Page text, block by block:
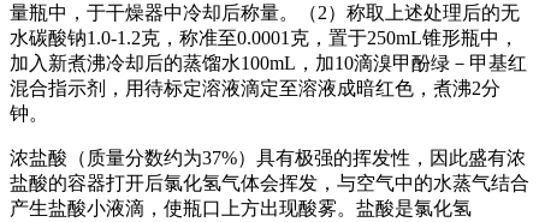
量瓶中，于干燥器中冷却后称量。（2）称取上述处理后的无
水碳酸钠1.0-1.2克，称准至0.0001克，置于250mL锥形瓶中，
加入新煮沸冷却后的蒸馏水100mL，加10滴溴甲酚绿－甲基红
混合指示剂，用待标定溶液滴定至溶液成暗红色，煮沸2分
钟。
浓盐酸（质量分数约为37%）具有极强的挥发性，因此盛有浓
盐酸的容器打开后氯化氢气体会挥发，与空气中的水蒸气结合
产生盐酸小液滴，使瓶口上方出现酸雾。盐酸是氯化氢